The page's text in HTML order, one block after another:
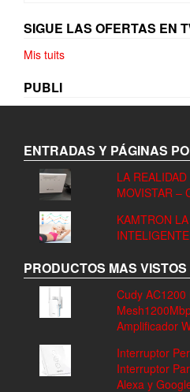
SIGUE LAS OFERTAS EN
Mis tuits
PUBLI
ENTRADAS Y PÁGINAS
LA
MOVISTAR –
KAMTRON
INTELIGENTE
PRODUCTOS MAS VISTOS
Cudy
Amplificador
Interruptor
Interruptor
Alexa y